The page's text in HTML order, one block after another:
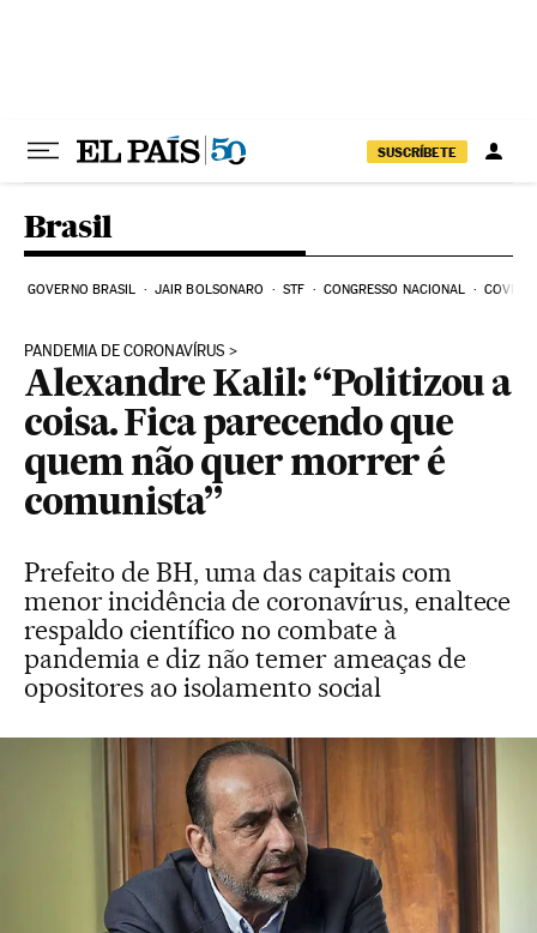
SUSCRÍBETE
Brasil
GOVERNO BRASIL JAIR BOLSONARO STF CONGRESSO NACIONAL COVID-
PANDEMIA DE CORONAVÍRUS
Alexandre Kalil: “Politizou a
coisa. Fica parecendo que
quem não quer morrer é
comunista”
Prefeito de BH, uma das capitais com
menor incidência de coronavírus, enaltece
respaldo científico no combate à
pandemia e diz não temer ameaças de
opositores ao isolamento social